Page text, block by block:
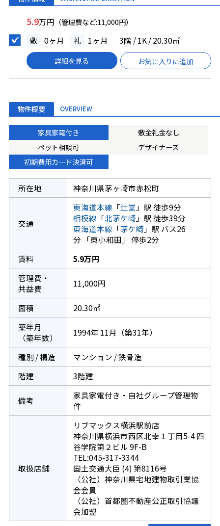
5.9万円 （管理費など:11,000円）
敷 0ヶ月 礼 1ヶ月 3階 / 1K / 20.30㎡
詳細を見る お気に入りに追加
物件概要 OVERVIEW
家具家電付き
敷金礼金なし
ペット相談可
デザイナーズ
初期費用カード決済可
所在地 神奈川県茅ヶ崎市赤松町
交通
東海道本線 「辻堂 」駅 徒歩9分
相模線 「北茅ケ崎 」駅 徒歩39分
東海道本線 「茅ケ崎 」駅 バス26
分 「東小和田」 停歩2分
賃料
5.9万円
管理費・
共益費
11,000円
面積
20.30㎡
築年月
（築年数）
1994年 11月（築31年）
種別 / 構造
マンション / 鉄骨造
階建
3階建
備考
家具家電付き・自社グループ管理物
件
取扱店舗
リブマックス横浜駅前店
神奈川県横浜市西区北幸１丁目5-4 四
谷学院第２ビル 9F-B
TEL:045-317-3344
国土交通大臣 (4) 第8116号
（公社）神奈川県宅地建物取引業協
会会員
（公社）首都圏不動産公正取引協議
会加盟